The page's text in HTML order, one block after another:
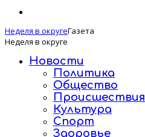
Неделя в округеГазета
Неделя в округе
Новости
Политика
Общество
Происшествия
Культура
Спорт
Здоровье